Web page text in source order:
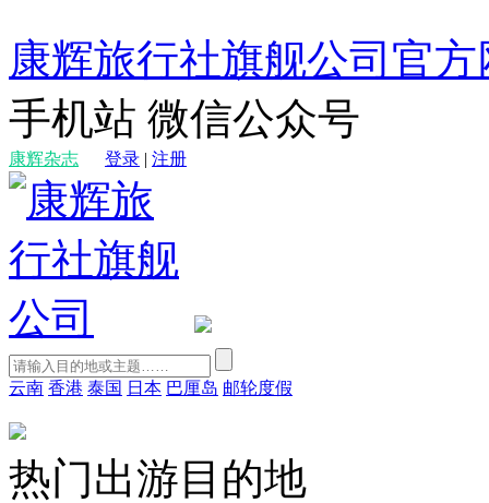
康辉旅行社旗舰公司官方
手机站 微信公众号
康辉杂志 登录 | 注册
云南 香港 泰国 日本 巴厘岛 邮轮度假
热门出游目的地